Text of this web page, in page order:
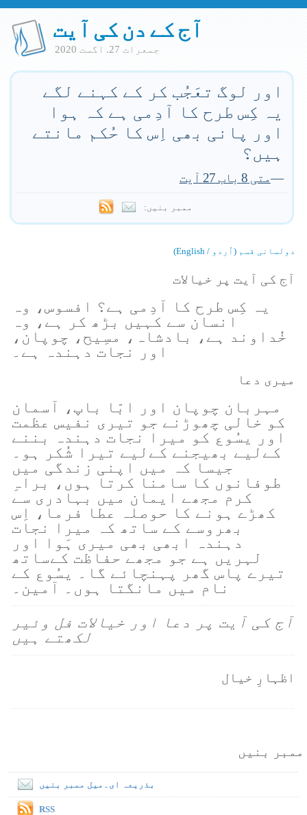
آج کے دن کی آیت
جمعرات 27. اگست 2020
اور لوگ تعَجُب کر کے کہنے لگے
یہ کِس طرح کا آدِمی ہے کہ ہوا
اور پانی بھی اِس کا حُکم مانتے
ہیں؟
—متی 8 باب 27 آیت
ممبر بنیں:
دولسانی قسم (اُردو / English)
آج کی آیت پر خیالات
یہ کِس طرح کا آدِمی ہے؟ افسوس، وہ
انسان سے کہیں بڑھ کر ہے، وہ
خُداوند ہے، بادشاہ، مسِیح، چوپان،
اور نجات دہندہ ہے۔
میری دعا
مہربان چوپان اور ابّا باپ، آسمان
کو خالی چھوڑنے جو تیری نفیس عظمت
اور یسُوع کو میرا نجات دہندہ بننے
کےلیے بھیجنے کےلیے تیرا شُکر ہو۔
جیسا کہ میں اپنی زندگی میں
طوفانوں کا سامنا کرتا ہوں، براہِ
کرم مجھے ایمان میں بہادری سے
کھڑے ہونے کا حوصلہ عطا فرما، اِس
بھروسے کے ساتھ کہ میرا نجات
دہندہ ابھی بھی میری ہَوا اور
لہریں ہے جو مجھے حفاظت کےساتھ
تیرے پاس گھر پہنچائے گا۔ یسُوع کے
نام میں مانگتا ہوں۔ آمین۔
آج کی آیت پر دعا اور خیالات فل وئیر
لکھتے ہیں
اظہارِ خیال
ممبر بنیں
بذریعہ ای۔میل ممبر بنیں
RSS